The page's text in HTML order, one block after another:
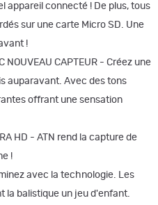
appareil connecté ! De plus, tous
sur une carte Micro SD. Une
!
NOUVEAU CAPTEUR - Créez une
auparavant. Avec des tons
offrant une sensation
HD - ATN rend la capture de
!
avec la technologie. Les
la balistique un jeu d'enfant.